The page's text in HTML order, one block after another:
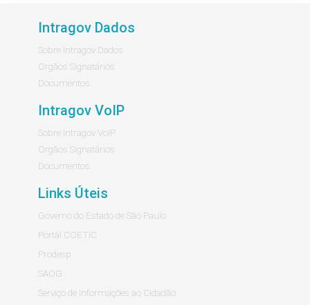
Intragov Dados
Sobre Intragov Dados
Orgãos Signatários
Documentos
Intragov VoIP
Sobre Intragov VoIP
Orgãos Signatários
Documentos
Links Úteis
Governo do Estado de São Paulo
Portal COETIC
Prodesp
SAOG
Serviço de Informações ao Cidadão